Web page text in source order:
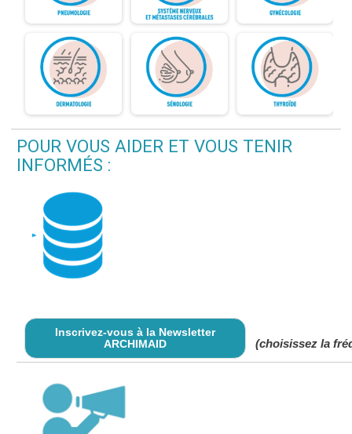
POUR VOUS AIDER ET VOUS TENIR
INFORMÉS :
Inscrivez-vous à la Newsletter
ARCHIMAID
(choisissez la